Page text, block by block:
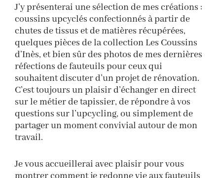
J’y présenterai une sélection de mes créations :
coussins upcyclés confectionnés à partir de
chutes de tissus et de matières récupérées,
quelques pièces de la collection Les Coussins
d’Inès, et bien sûr des photos de mes dernières
réfections de fauteuils pour ceux qui
souhaitent discuter d’un projet de rénovation.
C’est toujours un plaisir d’échanger en direct
sur le métier de tapissier, de répondre à vos
questions sur l’upcycling, ou simplement de
partager un moment convivial autour de mon
travail.
Je vous accueillerai avec plaisir pour vous